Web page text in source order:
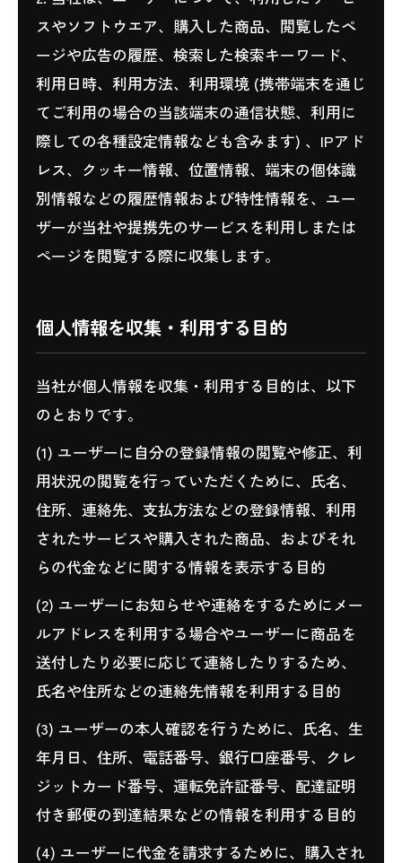
スやソフトウエア、購入した商品、閲覧したペ
ージや広告の履歴、検索した検索キーワード、
利用日時、利用方法、利用環境 (携帯端末を通じ
てご利用の場合の当該端末の通信状態、利用に
際しての各種設定情報なども含みます) 、IPアド
レス、クッキー情報、位置情報、端末の個体識
別情報などの履歴情報および特性情報を、ユー
ザーが当社や提携先のサービスを利用しまたは
ページを閲覧する際に収集します。
個人情報を収集・利用する目的
当社が個人情報を収集・利用する目的は、以下
のとおりです。
(1) ユーザーに自分の登録情報の閲覧や修正、利
用状況の閲覧を行っていただくために、氏名、
住所、連絡先、支払方法などの登録情報、利用
されたサービスや購入された商品、およびそれ
らの代金などに関する情報を表示する目的
(2) ユーザーにお知らせや連絡をするためにメー
ルアドレスを利用する場合やユーザーに商品を
送付したり必要に応じて連絡したりするため、
氏名や住所などの連絡先情報を利用する目的
(3) ユーザーの本人確認を行うために、氏名、生
年月日、住所、電話番号、銀行口座番号、クレ
ジットカード番号、運転免許証番号、配達証明
付き郵便の到達結果などの情報を利用する目的
(4) ユーザーに代金を請求するために、購入され